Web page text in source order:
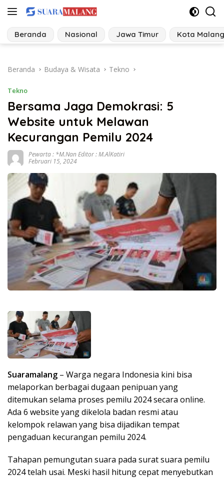
Langsung
konten
Beranda Nasional Jawa Timur Kota Malang
Beranda Budaya & Wisata Tekno
Tekno
Bersama Jaga Demokrasi: 5
Website untuk Melawan
Kecurangan Pemilu 2024
Pewarta : *M.Nan Editor : M.AlKatiri
Februari 15, 2024
Suaramalang – Warga negara Indonesia kini bisa
melaporkan berbagai dugaan penipuan yang
ditemukan selama proses pemilu 2024 secara online.
Ada 6 website yang dikelola badan resmi atau
kelompok relawan yang bisa dijadikan tempat
pengaduan kecurangan pemilu 2024.
Tahapan pemungutan suara pada surat suara pemilu
2024 telah usai. Meski hasil hitung cepat menyebutkan